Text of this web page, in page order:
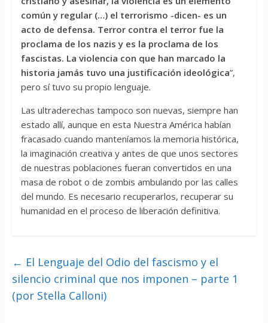
común y regular (…) el terrorismo -dicen- es un
acto de defensa. Terror contra el terror fue la
proclama de los nazis y es la proclama de los
fascistas. La violencia con que han marcado la
historia jamás tuvo una justificación ideológica”,
pero sí tuvo su propio lenguaje.
Las ultraderechas tampoco son nuevas, siempre han
estado allí, aunque en esta Nuestra América habían
fracasado cuando manteníamos la memoria histórica,
la imaginación creativa y antes de que unos sectores
de nuestras poblaciones fueran convertidos en una
masa de robot o de zombis ambulando por las calles
del mundo. Es necesario recuperarlos, recuperar su
humanidad en el proceso de liberación definitiva.
← El Lenguaje del Odio del fascismo y el
silencio criminal que nos imponen – parte 1
(por Stella Calloni)